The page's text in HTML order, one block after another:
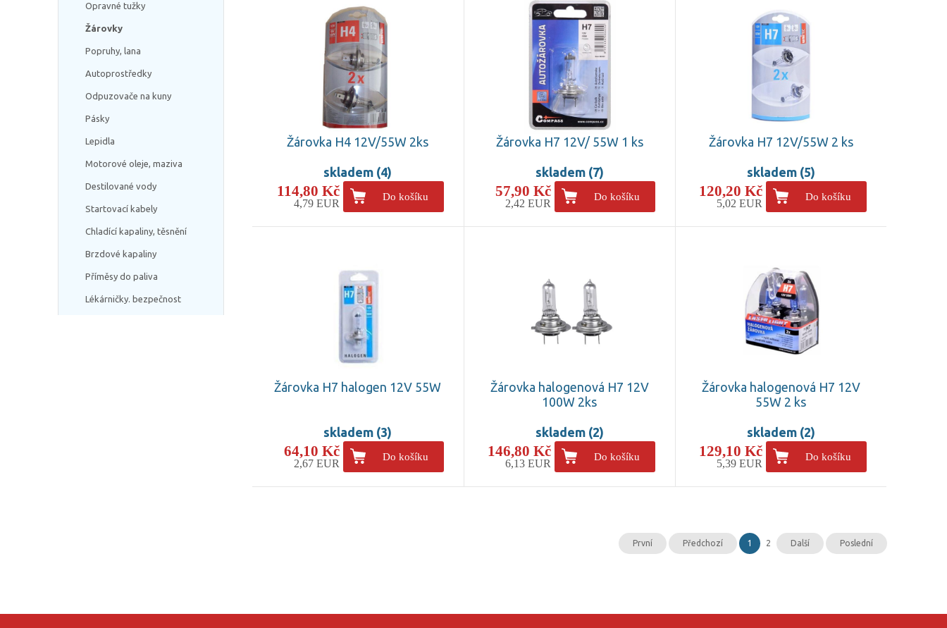
Opravné tužky
Žárovky
Popruhy, lana
Autoprostředky
Odpuzovače na kuny
Pásky
Lepidla
Motorové oleje, maziva
Destilované vody
Startovací kabely
Chladící kapaliny, těsnění
Brzdové kapaliny
Příměsy do paliva
Lékárničky. bezpečnost
Žárovka H4 12V/55W 2ks
skladem (4)
114,80 Kč
4,79 EUR
Do košíku
Žárovka H7 12V/ 55W 1 ks
skladem (7)
57,90 Kč
2,42 EUR
Do košíku
Žárovka H7 12V/55W 2 ks
skladem (5)
120,20 Kč
5,02 EUR
Do košíku
Žárovka H7 halogen 12V 55W
skladem (3)
64,10 Kč
2,67 EUR
Do košíku
Žárovka halogenová H7 12V
100W 2ks
skladem (2)
146,80 Kč
6,13 EUR
Do košíku
Žárovka halogenová H7 12V
55W 2 ks
skladem (2)
129,10 Kč
5,39 EUR
Do košíku
První Předchozí 1 2 Další Poslední